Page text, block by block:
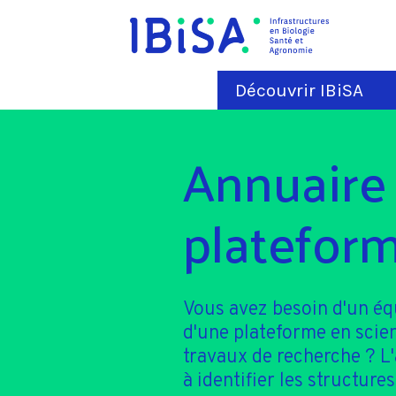
Découvrir IBiSA
Vous avez besoin d'un
d'une plateforme en
travaux de recherche ?
à identifier les